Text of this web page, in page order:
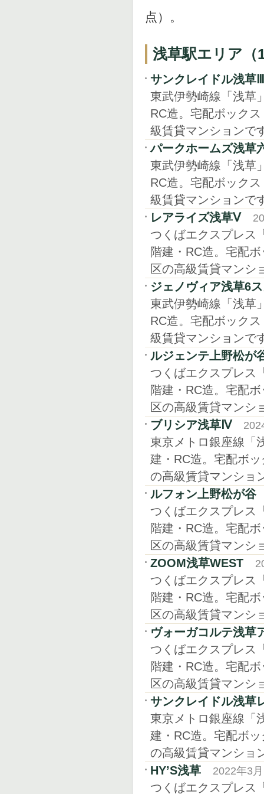
点）。
浅草駅エリア（
サンクレイドル浅草Ⅲ
東武伊勢崎線「浅草
RC造。宅配ボック
級賃貸マンションで
パークホームズ浅草
東武伊勢崎線「浅草
RC造。宅配ボック
級賃貸マンションで
レアライズ浅草Ⅴ
つくばエクスプレス
階建・RC造。宅配
区の高級賃貸マンシ
ジェノヴィア浅草6
東武伊勢崎線「浅草
RC造。宅配ボック
級賃貸マンションで
ルジェンテ上野松が
つくばエクスプレス
階建・RC造。宅配
区の高級賃貸マンシ
ブリシア浅草Ⅳ
東京メトロ銀座線「
建・RC造。宅配ボ
の高級賃貸マンショ
ルフォン上野松が谷
つくばエクスプレス
階建・RC造。宅配
区の高級賃貸マンシ
ZOOM浅草WEST
つくばエクスプレス
階建・RC造。宅配
区の高級賃貸マンシ
ヴォーガコルテ浅草
つくばエクスプレス
階建・RC造。宅配
区の高級賃貸マンシ
サンクレイドル浅草
東京メトロ銀座線「
建・RC造。宅配ボ
の高級賃貸マンショ
HY’S浅草
2022年3
つくばエクスプレス